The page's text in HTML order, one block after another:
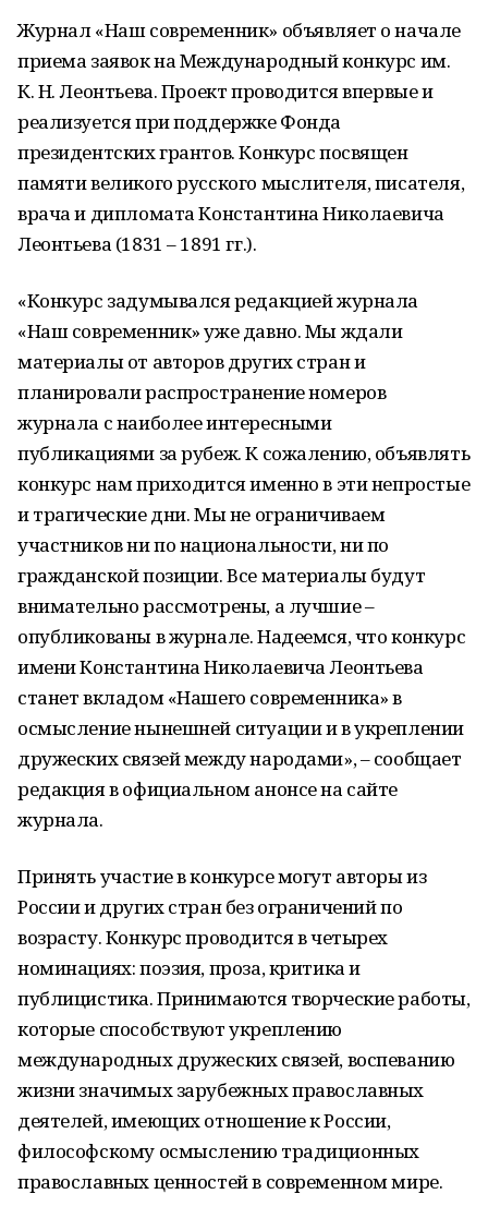
Журнал «Наш современник» объявляет о начале
приема заявок на Международный конкурс им.
К. Н. Леонтьева. Проект проводится впервые и
реализуется при поддержке Фонда
президентских грантов. Конкурс посвящен
памяти великого русского мыслителя, писателя,
врача и дипломата Константина Николаевича
Леонтьева (1831 – 1891 гг.).
«Конкурс задумывался редакцией журнала
«Наш современник» уже давно. Мы ждали
материалы от авторов других стран и
планировали распространение номеров
журнала с наиболее интересными
публикациями за рубеж. К сожалению, объявлять
конкурс нам приходится именно в эти непростые
и трагические дни. Мы не ограничиваем
участников ни по национальности, ни по
гражданской позиции. Все материалы будут
внимательно рассмотрены, а лучшие –
опубликованы в журнале. Надеемся, что конкурс
имени Константина Николаевича Леонтьева
станет вкладом «Нашего современника» в
осмысление нынешней ситуации и в укреплении
дружеских связей между народами», – сообщает
редакция в официальном анонсе на сайте
журнала.
Принять участие в конкурсе могут авторы из
России и других стран без ограничений по
возрасту. Конкурс проводится в четырех
номинациях: поэзия, проза, критика и
публицистика. Принимаются творческие работы,
которые способствуют укреплению
международных дружеских связей, воспеванию
жизни значимых зарубежных православных
деятелей, имеющих отношение к России,
философскому осмыслению традиционных
православных ценностей в современном мире.